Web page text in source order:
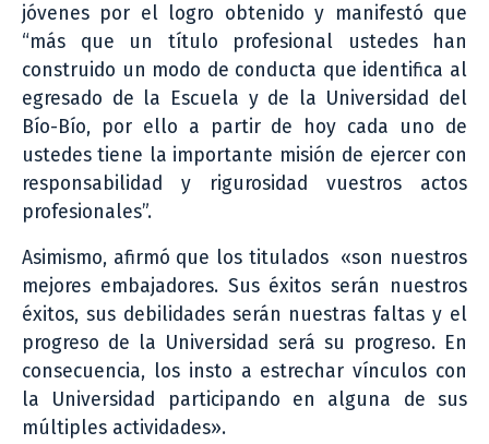
jóvenes por el logro obtenido y manifestó que
“más que un título profesional ustedes han
construido un modo de conducta que identifica al
egresado de la Escuela y de la Universidad del
Bío-Bío, por ello a partir de hoy cada uno de
ustedes tiene la importante misión de ejercer con
responsabilidad y rigurosidad vuestros actos
profesionales”.
Asimismo, afirmó que los titulados «son nuestros
mejores embajadores. Sus éxitos serán nuestros
éxitos, sus debilidades serán nuestras faltas y el
progreso de la Universidad será su progreso. En
consecuencia, los insto a estrechar vínculos con
la Universidad participando en alguna de sus
múltiples actividades».